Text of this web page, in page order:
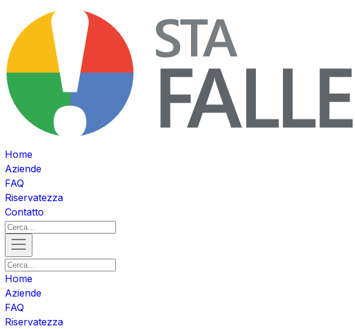
Home
Aziende
FAQ
Riservatezza
Contatto
Home
Aziende
FAQ
Riservatezza